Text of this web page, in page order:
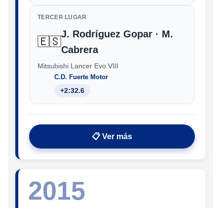
TERCER LUGAR
🇪🇸
J. Rodríguez Gopar · M.
Cabrera
Mitsubishi Lancer Evo VIII
C.D. Fuerte Motor
+2:32.6
📋 Ver más
2015